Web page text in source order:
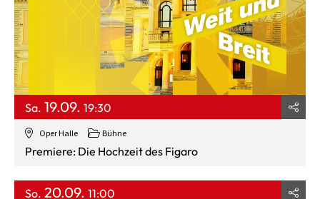
Oper Halle Bühne
Sa. 19.09. 19:30
Premiere: Die Hochzeit des Figaro
So. 20.09. 11:00